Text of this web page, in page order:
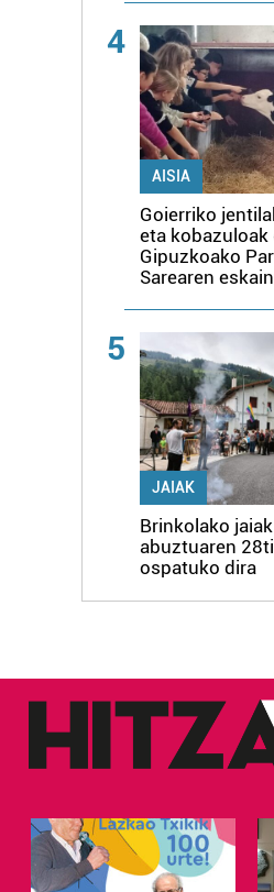
4
AISIA
Goierriko
eta kobazuloak
Gipuzkoako
Sarearen
5
JAIAK
Brinkolako
abuztuaren
ospatuko dira